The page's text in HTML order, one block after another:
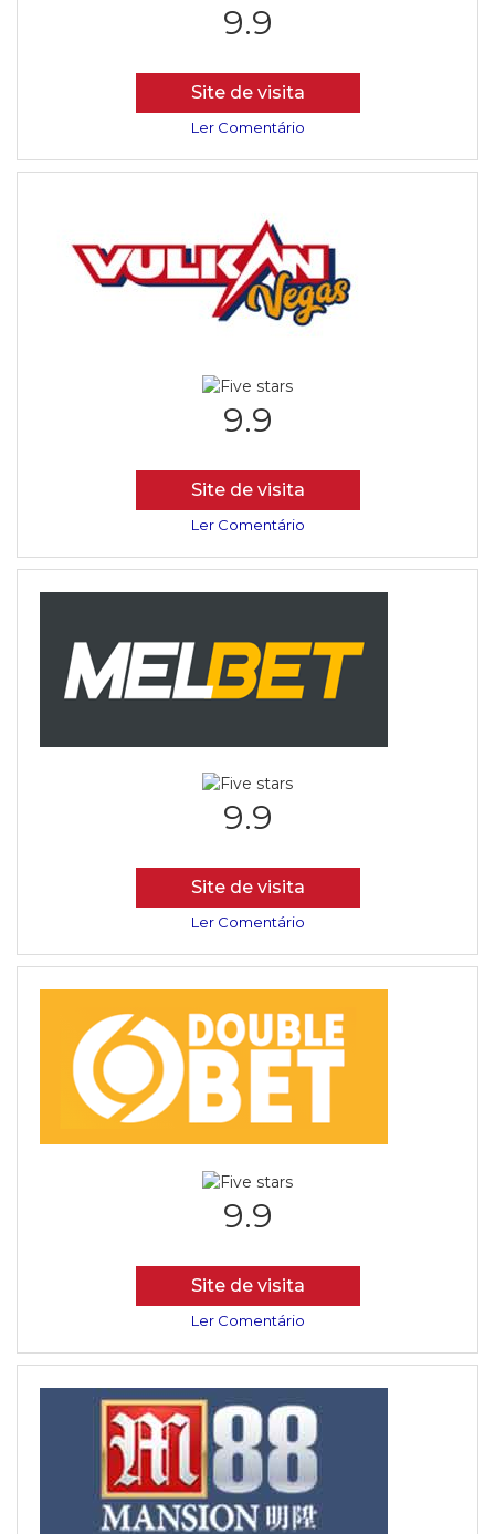
9.9
Site de visita
Ler Comentário
9.9
Site de visita
Ler Comentário
9.9
Site de visita
Ler Comentário
9.9
Site de visita
Ler Comentário